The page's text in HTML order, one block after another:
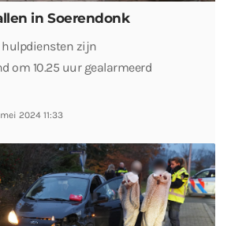
in Soerendonk
hulpdiensten zijn
om 10.25 uur gealarmeerd
2024 11:33